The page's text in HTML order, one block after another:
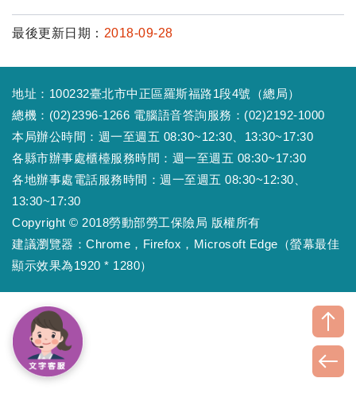
最後更新日期： 2018-09-28
地址：100232臺北市中正區羅斯福路1段4號（總局）
總機：(02)2396-1266 電腦語音答詢服務：(02)2192-1000
本局辦公時間：週一至週五 08:30~12:30、13:30~17:30
各縣市辦事處櫃檯服務時間：週一至週五 08:30~17:30
各地辦事處電話服務時間：週一至週五 08:30~12:30、
13:30~17:30
Copyright © 2018勞動部勞工保險局 版權所有
建議瀏覽器：Chrome，Firefox，Microsoft Edge（螢幕最佳
顯示效果為1920 * 1280）